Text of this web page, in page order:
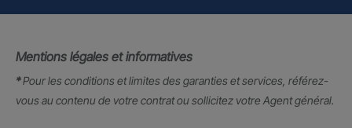
Mentions légales et informatives
*Pour les conditions et limites des garanties et services, référez-
vous au contenu de votre contrat ou sollicitez votre Agent général.